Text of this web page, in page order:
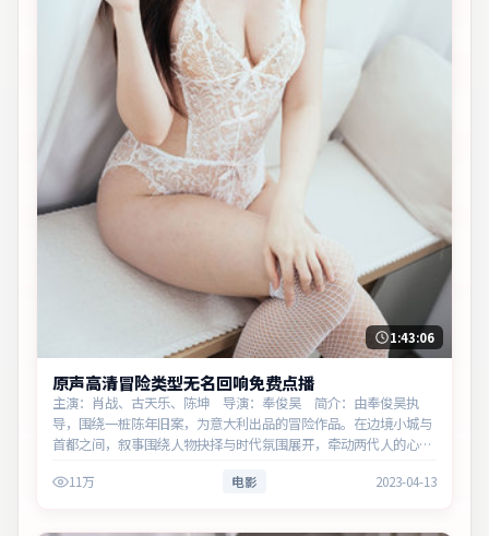
1:43:06
原声高清冒险类型无名回响免费点播
主演：肖战、古天乐、陈坤 导演：奉俊昊 简介：由奉俊昊执
导，围绕一桩陈年旧案，为意大利出品的冒险作品。在边境小城与
首都之间，叙事围绕人物抉择与时代氛围展开，牵动两代人的心结
11万 电影 2023-04-13